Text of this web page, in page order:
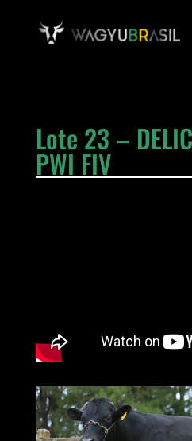
Lote 23 –
PWI FIV